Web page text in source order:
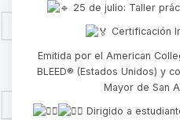
25 de julio: Taller
Certificación
Emitida por el American
BLEED® (Estados Unidos) y
Mayor de San
Dirigido a